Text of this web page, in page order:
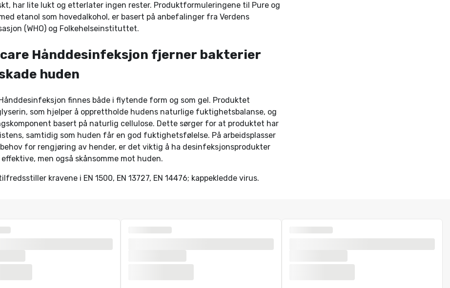
har lite lukt og etterlater ingen rester. Produktformuleringene til Pure og
etanol som hovedalkohol, er basert på anbefalinger fra Verdens
(WHO) og Folkehelseinstituttet.
Hånddesinfeksjon fjerner bakterier
huden
finnes både i flytende form og som gel. Produktet
som hjelper å opprettholde hudens naturlige fuktighetsbalanse, og
basert på naturlig cellulose. Dette sørger for at produktet har
samtidig som huden får en god fuktighetsfølelse. På arbeidsplasser
for rengjøring av hender, er det viktig å ha desinfeksjonsprodukter
effektive, men også skånsomme mot huden.
kravene i EN 1500, EN 13727, EN 14476; kappekledde virus.